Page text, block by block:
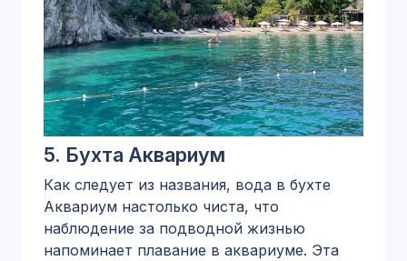
5. Бухта Аквариум
Как следует из названия, вода в бухте
Аквариум настолько чиста, что
наблюдение за подводной жизнью
напоминает плавание в аквариуме. Эта